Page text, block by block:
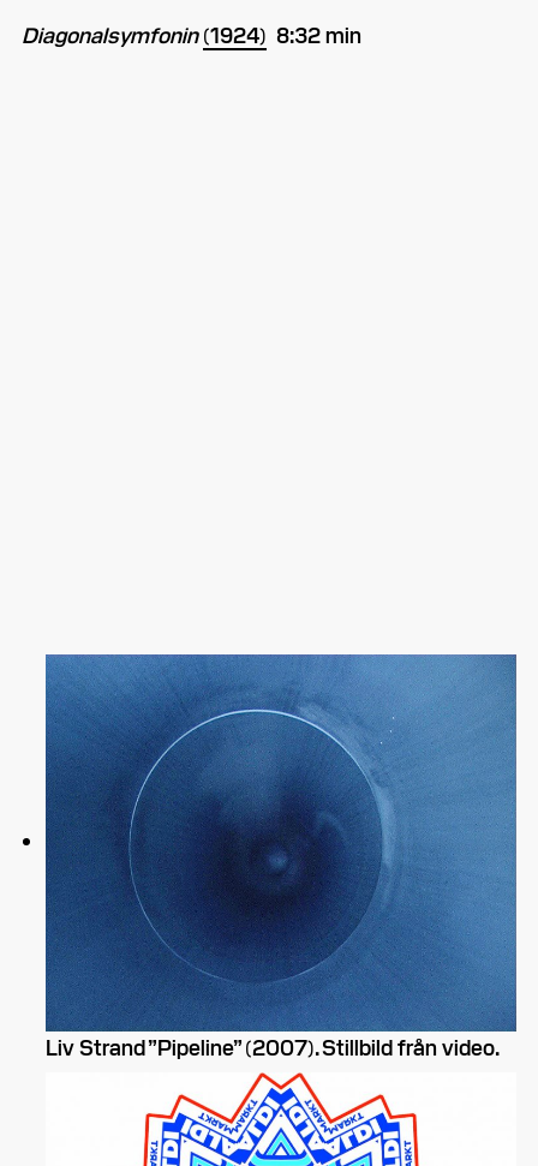
Diagonalsymfonin(1924) 8:32 min
Liv Strand ”Pipeline” (2007). Stillbild från video.